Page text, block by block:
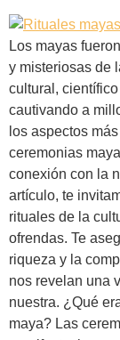
Los mayas
y misteriosas de
cultural,
cautivando a
los aspectos
ceremonias
conexión con la
artículo, te
rituales de la
ofrendas. Te
riqueza y la
nos revelan una
nuestra. ¿Qué
maya? Las